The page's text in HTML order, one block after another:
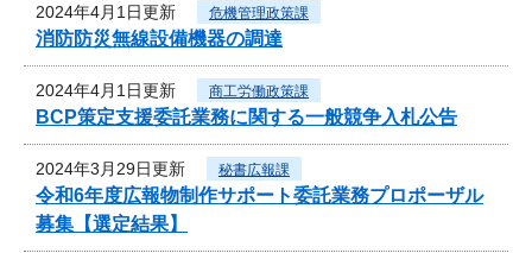
2024年4月1日更新 危機管理政策課
消防防災無線設備機器の調達
2024年4月1日更新 商工労働政策課
BCP策定支援委託業務に関する一般競争入札公告
2024年3月29日更新 秘書広報課
令和6年度広報物制作サポート委託業務プロポーザル
募集【選定結果】